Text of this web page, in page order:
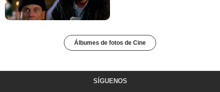
Álbumes de fotos de Cine
SÍGUENOS